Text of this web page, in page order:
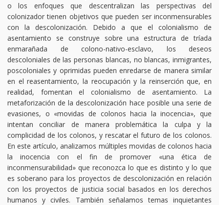
o los enfoques que descentralizan las perspectivas del
colonizador tienen objetivos que pueden ser inconmensurables
con la descolonización. Debido a que el colonialismo de
asentamiento se construye sobre una estructura de tríada
enmarañada de colono-nativo-esclavo, los deseos
descoloniales de las personas blancas, no blancas, inmigrantes,
poscoloniales y oprimidas pueden enredarse de manera similar
en el reasentamiento, la reocupación y la reinserción que, en
realidad, fomentan el colonialismo de asentamiento. La
metaforización de la descolonización hace posible una serie de
evasiones, o «movidas de colonos hacia la inocencia», que
intentan conciliar de manera problemática la culpa y la
complicidad de los colonos, y rescatar el futuro de los colonos.
En este artículo, analizamos múltiples movidas de colonos hacia
la inocencia con el fin de promover «una ética de
inconmensurabilidad» que reconozca lo que es distinto y lo que
es soberano para los proyectos de descolonización en relación
con los proyectos de justicia social basados ​​en los derechos
humanos y civiles. También señalamos temas inquietantes